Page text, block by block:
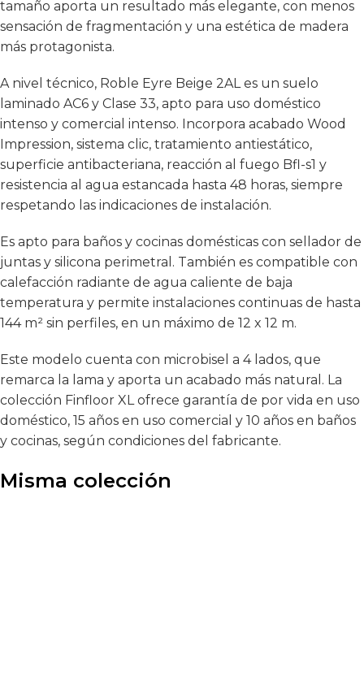
tamaño aporta un resultado más elegante, con menos
sensación de fragmentación y una estética de madera
más protagonista.
A nivel técnico, Roble Eyre Beige 2AL es un suelo
laminado AC6 y Clase 33, apto para uso doméstico
intenso y comercial intenso. Incorpora acabado Wood
Impression, sistema clic, tratamiento antiestático,
superficie antibacteriana, reacción al fuego Bfl-s1 y
resistencia al agua estancada hasta 48 horas, siempre
respetando las indicaciones de instalación.
Es apto para baños y cocinas domésticas con sellador de
juntas y silicona perimetral. También es compatible con
calefacción radiante de agua caliente de baja
temperatura y permite instalaciones continuas de hasta
144 m² sin perfiles, en un máximo de 12 x 12 m.
Este modelo cuenta con microbisel a 4 lados, que
remarca la lama y aporta un acabado más natural. La
colección Finfloor XL ofrece garantía de por vida en uso
doméstico, 15 años en uso comercial y 10 años en baños
y cocinas, según condiciones del fabricante.
Misma colección